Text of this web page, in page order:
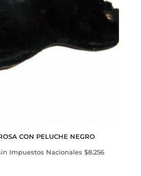
CON PELUCHE NEGRO
Impuestos Nacionales $8.256